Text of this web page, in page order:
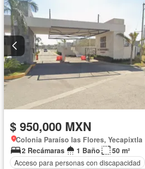
$ 950,000 MXN
Colonia Paraíso las Flores, Yecapixtla
2 Recámaras
1 Baño
50 m²
Acceso para personas con discapacidad